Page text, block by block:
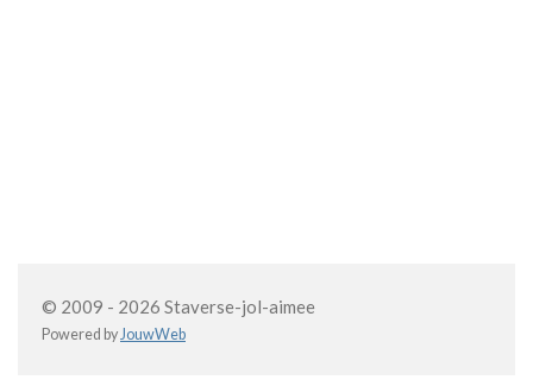
© 2009 - 2026 Staverse-jol-aimee
Powered byJouwWeb